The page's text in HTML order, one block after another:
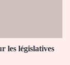
les législatives